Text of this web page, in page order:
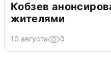
Кобзев
жителями
10 августа 0